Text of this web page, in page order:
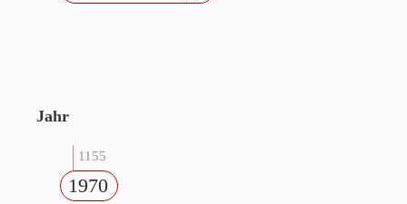
Jahr
1155
1970